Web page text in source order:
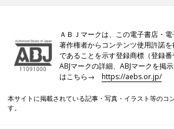
ＡＢＪマークは、この電子書店・電
著作権者からコンテンツ使用許諾
であることを示す登録商標（登録番
ABJマークの詳細、ABJマークを掲
はこちら→https://aebs.or.jp/
本サイトに掲載されている記事・写真・イラスト等のコ
す。